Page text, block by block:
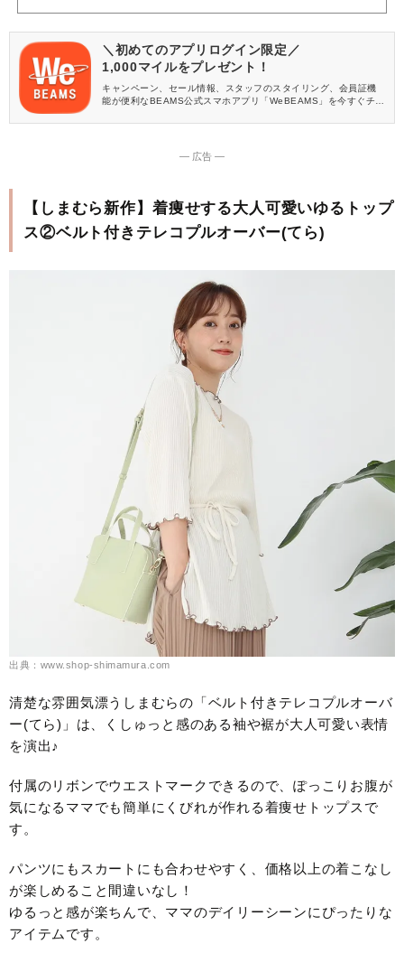
＼初めてのアプリログイン限定／
1,000マイルをプレゼント！
キャンペーン、セール情報、スタッフのスタイリング、会員証機
能が便利なBEAMS公式スマホアプリ「WeBEAMS」を今すぐチェ
― 広告 ―
【しまむら新作】着痩せする大人可愛いゆるトップ
ス②ベルト付きテレコプルオーバー(てら)
出典：www.shop-shimamura.com
清楚な雰囲気漂うしまむらの「ベルト付きテレコプルオーバ
ー(てら)」は、くしゅっと感のある袖や裾が大人可愛い表情
を演出♪
付属のリボンでウエストマークできるので、ぽっこりお腹が
気になるママでも簡単にくびれが作れる着痩せトップスで
す。
パンツにもスカートにも合わせやすく、価格以上の着こなし
が楽しめること間違いなし！
ゆるっと感が楽ちんで、ママのデイリーシーンにぴったりな
アイテムです。